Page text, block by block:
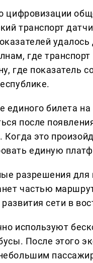
цифровизации
транспорт
где
где показатель
единого билета
после
это
единую
разрешения для
частью
сети в
используют
После этого